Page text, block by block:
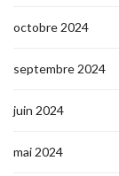
octobre 2024
septembre 2024
juin 2024
mai 2024